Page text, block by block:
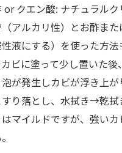
クエン酸: ナチュラルク
アルカリ性）とお酢ま
液にする）を使った方法
ビに塗って少し置いた
が発生しカビが浮き上
り落とし、水拭き→乾拭
マイルドですが、強い